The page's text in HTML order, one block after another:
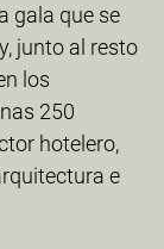
gala que se
junto al resto
los
250
hotelero,
e